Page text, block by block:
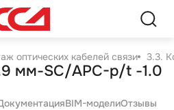
оптических кабелей связи 3.3.
BIM-моделиОтзывы